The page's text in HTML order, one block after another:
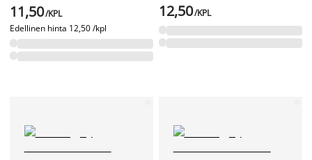
11,50/KPL
Edellinen hinta 12,50 /kpl
12,50/KPL